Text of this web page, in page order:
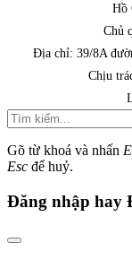
Hồ
Chủ
Địa chỉ: 39/8A
Chịu
Gõ từ khoá và nhấn
Esc để huỷ.
Đăng nhập hay